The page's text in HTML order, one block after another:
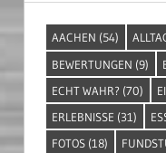
AACHEN (54)
BEWERTUNGEN (9)
ECHT WAHR? (70)
ERLEBNISSE (31)
FOTOS (18)